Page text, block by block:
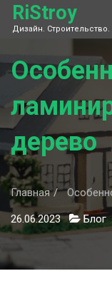
Skip
content
RiStroy
Дизайн.
дерево
Главная
26.06.2023 Блог